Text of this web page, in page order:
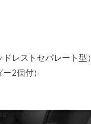
レストセパレート型）
2個付）